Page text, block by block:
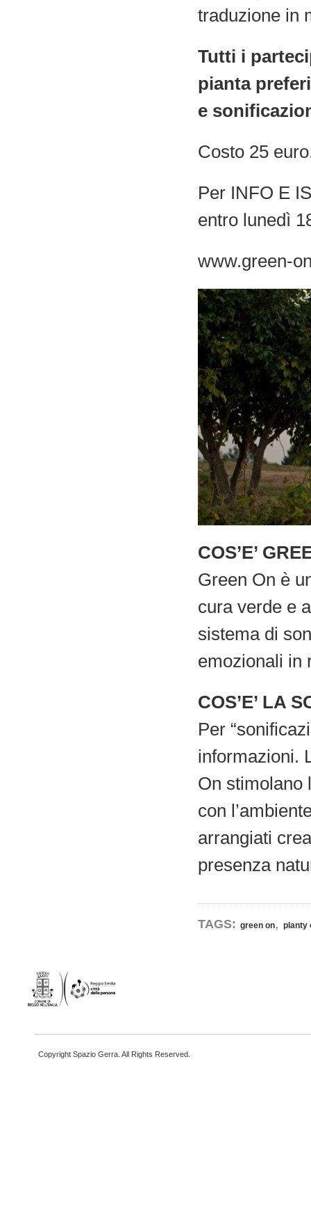
traduzione in
Tutti i
pianta
e
Costo 25
Per INFO E
entro lunedì
www.green-
COS’E’
Green On è
cura verde e
sistema di
emozionali in
COS’E’ LA
Per
informazioni.
On stimolano
con
arrangiati
presenza
TAGS: green on, planty
Copyright Spazio Gerra. All Rights Reserved.